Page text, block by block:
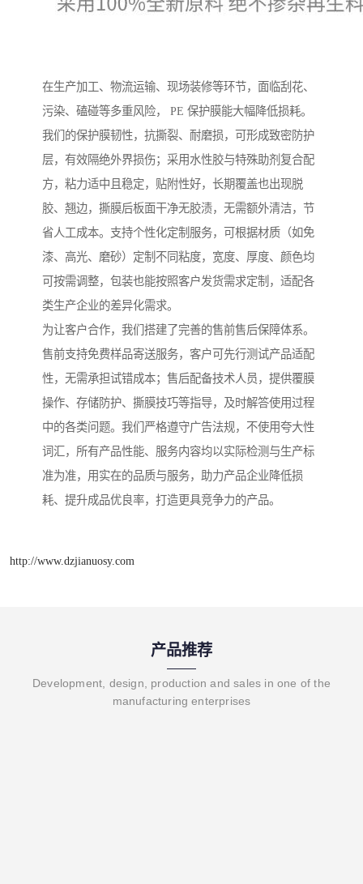
在生产加工、物流运输、现场装修等环节，面临刮花、
污染、磕碰等多重风险， PE 保护膜能大幅降低损耗。
我们的保护膜韧性，抗撕裂、耐磨损，可形成致密防护
层，有效隔绝外界损伤；采用水性胶与特殊助剂复合配
方，粘力适中且稳定，贴附性好，长期覆盖也出现脱
胶、翘边，撕膜后板面干净无胶渍，无需额外清洁，节
省人工成本。支持个性化定制服务，可根据材质（如免
漆、高光、磨砂）定制不同粘度，宽度、厚度、颜色均
可按需调整，包装也能按照客户发货需求定制，适配各
类生产企业的差异化需求。
为让客户合作，我们搭建了完善的售前售后保障体系。
售前支持免费样品寄送服务，客户可先行测试产品适配
性，无需承担试错成本；售后配备技术人员，提供覆膜
操作、存储防护、撕膜技巧等指导，及时解答使用过程
中的各类问题。我们严格遵守广告法规，不使用夸大性
词汇，所有产品性能、服务内容均以实际检测与生产标
准为准，用实在的品质与服务，助力产品企业降低损
耗、提升成品优良率，打造更具竞争力的产品。
http://www.dzjianuosy.com
产品推荐
Development, design, production and sales in one of the
manufacturing enterprises